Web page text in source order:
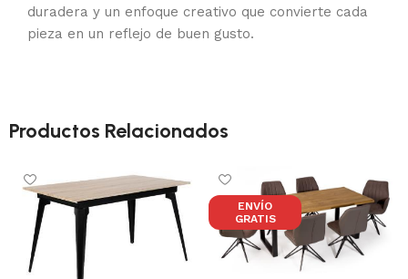
duradera y un enfoque creativo que convierte cada
pieza en un reflejo de buen gusto.
Productos Relacionados
ENVÍO
GRATIS